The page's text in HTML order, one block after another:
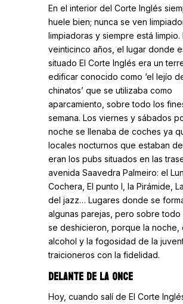
En el interior del Corte Inglés
huele bien; nunca se ven
limpiadoras y siempre está limpio.
veinticinco años, el lugar donde
situado El Corte Inglés era un
edificar conocido como ‘el lejío
chinatos’ que se utilizaba como
aparcamiento, sobre todo los
semana. Los viernes y sábados
noche se llenaba de coches ya
locales nocturnos que estaban
eran los pubs situados en las
avenida Saavedra Palmeiro: el
Cochera, El punto I, la Pirámide,
del jazz… Lugares donde se
algunas parejas, pero sobre
se deshicieron, porque la noche,
alcohol y la fogosidad de la
traicioneros con la fidelidad.
DELANTE DE LA ONCE
Hoy, cuando salí de El Corte